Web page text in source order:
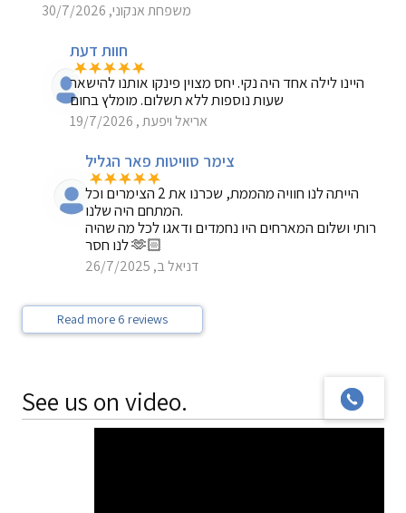
משפחת אנקוני, 30/7/2026
חוות דעת
היינו לילה אחד היה נקי. יחס מצוין פינקו אותנו להישאר
שעות נוספות ללא תשלום. מומלץ בחום
אריאל ויפעת , 19/7/2026
צימר סוויטות פאר הגליל
הייתה לנו חוויה מהממת, שכרנו את 2 הצימרים וכל
המתחם היה שלנו.
רותי ושלום המארחים היו נחמדים ודאגו לכל מה שהיה
לנו חסר 🫶🏻
דניאל ב, 26/7/2025
Read more 6 reviews
See us on video.